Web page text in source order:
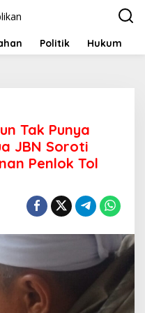
Politik Hukum
Tak Punya
JBN Soroti
Penlok Tol